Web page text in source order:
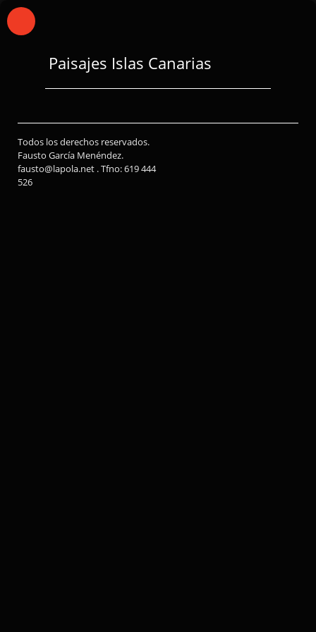
Paisajes Islas Canarias
Todos los derechos reservados.
Fausto García Menéndez.
fausto@lapola.net . Tfno: 619 444
526